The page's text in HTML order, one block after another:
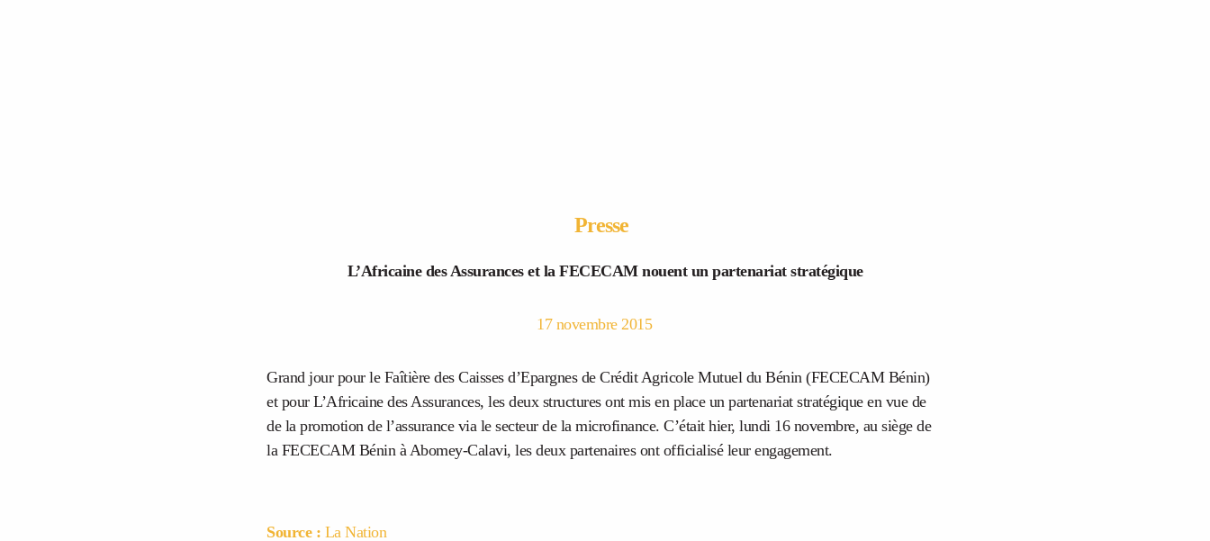
Presse
L’Africaine des Assurances et la FECECAM nouent un partenariat stratégique
17 novembre 2015
Grand jour pour le Faîtière des Caisses d’Epargnes de Crédit Agricole Mutuel du Bénin (FECECAM Bénin)
et pour L’Africaine des Assurances, les deux structures ont mis en place un partenariat stratégique en vue de
de la promotion de l’assurance via le secteur de la microfinance. C’était hier, lundi 16 novembre, au siège de
la FECECAM Bénin à Abomey-Calavi, les deux partenaires ont officialisé leur engagement.
Source : La Nation